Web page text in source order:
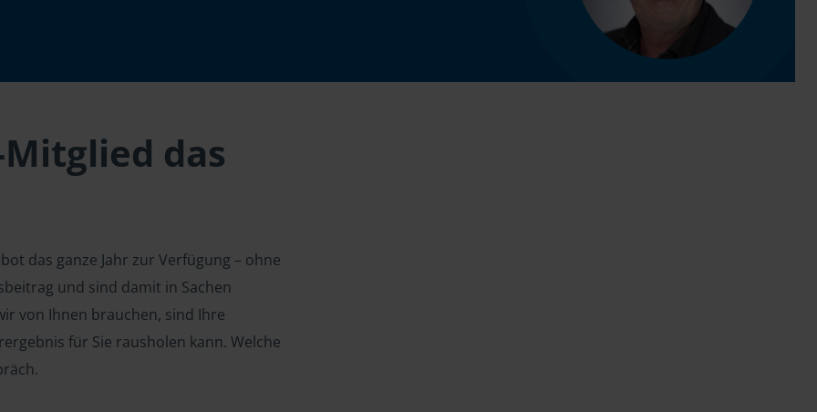
das
das ganze Jahr zur Verfügung – ohne
und sind damit in Sachen
von Ihnen brauchen, sind Ihre
für Sie rausholen kann. Welche